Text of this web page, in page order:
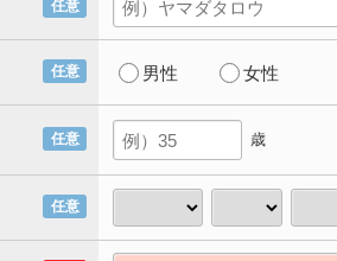
任意
任意 男性 女性
任意 歳
任意